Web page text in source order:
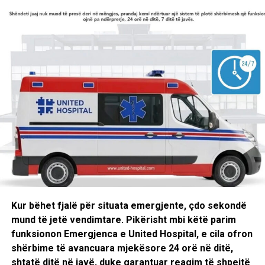
zjarri. Djali njëzet e gjashtëvjeçar i Hasanit tha se anëtarët
e familjes ishin përpjekur të shuanin zjarrin me enët që u
kishin qëlluar, por bombat që hidheshin brenda në shtëpi
shkaktonin zjarre të reja.
Nga zjarri dhe pas urdhërit të babait, të katër fëmijët e
Hasanit kishin dalë jashtë, por brenda me të kishte mbetur
vajza e madhe e tij. Ajo tha se shtëpia qëllohej gjithë kohën
me armë.
Ndërsa fëmijët që dolën nga shtëpia i shndërroi në pengje,
policia lidhi për një kumbull djalin e madh të Hasanit.
I sigurt se do ta vrisnin, Hasani herë pas herësh shtinte me
një pushkë të vjetër, me shpresë të paktë se fati mund të
rrotullohej.
Vajza e madhe, që qëndroi e fundit me babain, tregoi se
Kur bëhet fjalë për situata emergjente, çdo sekondë
mund të jetë vendimtare. Pikërisht mbi këtë parim
funksionon Emergjenca e United Hospital, e cila ofron
shërbime të avancuara mjekësore 24 orë në ditë,
shtatë ditë në javë, duke garantuar reagim të shpejtë